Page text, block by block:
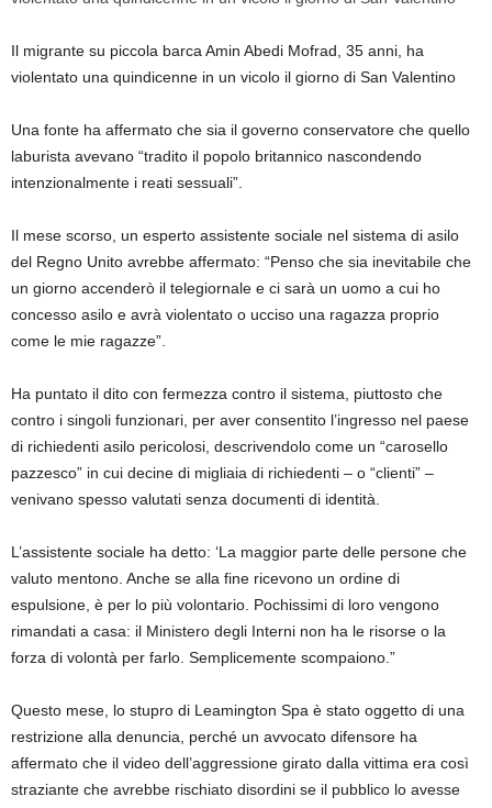
Il migrante su piccola barca Amin Abedi Mofrad, 35 anni, ha
violentato una quindicenne in un vicolo il giorno di San Valentino
Una fonte ha affermato che sia il governo conservatore che quello
laburista avevano “tradito il popolo britannico nascondendo
intenzionalmente i reati sessuali”.
Il mese scorso, un esperto assistente sociale nel sistema di asilo
del Regno Unito avrebbe affermato: “Penso che sia inevitabile che
un giorno accenderò il telegiornale e ci sarà un uomo a cui ho
concesso asilo e avrà violentato o ucciso una ragazza proprio
come le mie ragazze”.
Ha puntato il dito con fermezza contro il sistema, piuttosto che
contro i singoli funzionari, per aver consentito l’ingresso nel paese
di richiedenti asilo pericolosi, descrivendolo come un “carosello
pazzesco” in cui decine di migliaia di richiedenti – o “clienti” –
venivano spesso valutati senza documenti di identità.
L’assistente sociale ha detto: ‘La maggior parte delle persone che
valuto mentono. Anche se alla fine ricevono un ordine di
espulsione, è per lo più volontario. Pochissimi di loro vengono
rimandati a casa: il Ministero degli Interni non ha le risorse o la
forza di volontà per farlo. Semplicemente scompaiono.”
Questo mese, lo stupro di Leamington Spa è stato oggetto di una
restrizione alla denuncia, perché un avvocato difensore ha
affermato che il video dell’aggressione girato dalla vittima era così
straziante che avrebbe rischiato disordini se il pubblico lo avesse